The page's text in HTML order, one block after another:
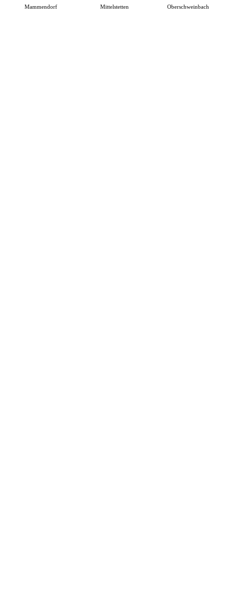
Mammendorf Mittelstetten Oberschweinbach